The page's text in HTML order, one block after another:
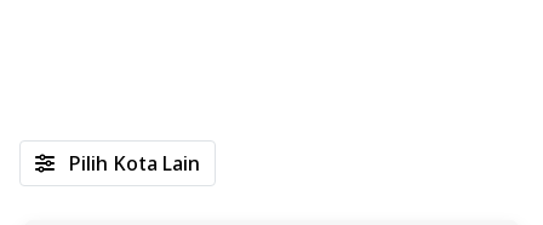
Pilih Kota Lain